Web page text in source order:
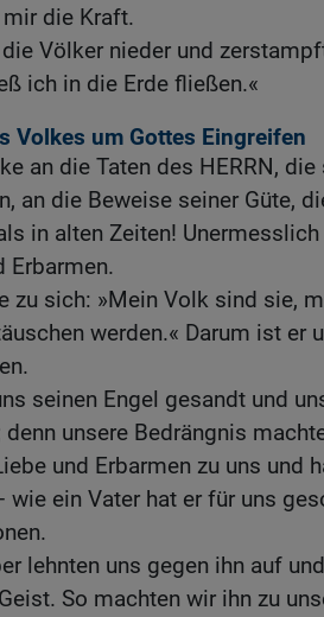
die Kraft.
Völker nieder und
ich in die Erde fließen.«
Volkes um Gottes Eingreifen
an die Taten des HERRN, die
an die Beweise seiner Güte,
in alten Zeiten!
Erbarmen.
zu sich: »Mein Volk sind sie,
werden.« Darum ist er
seinen Engel gesandt und
denn unsere Bedrängnis
und Erbarmen zu uns und
wie ein Vater hat er für uns
lehnten uns gegen ihn auf
So machten wir ihn zu